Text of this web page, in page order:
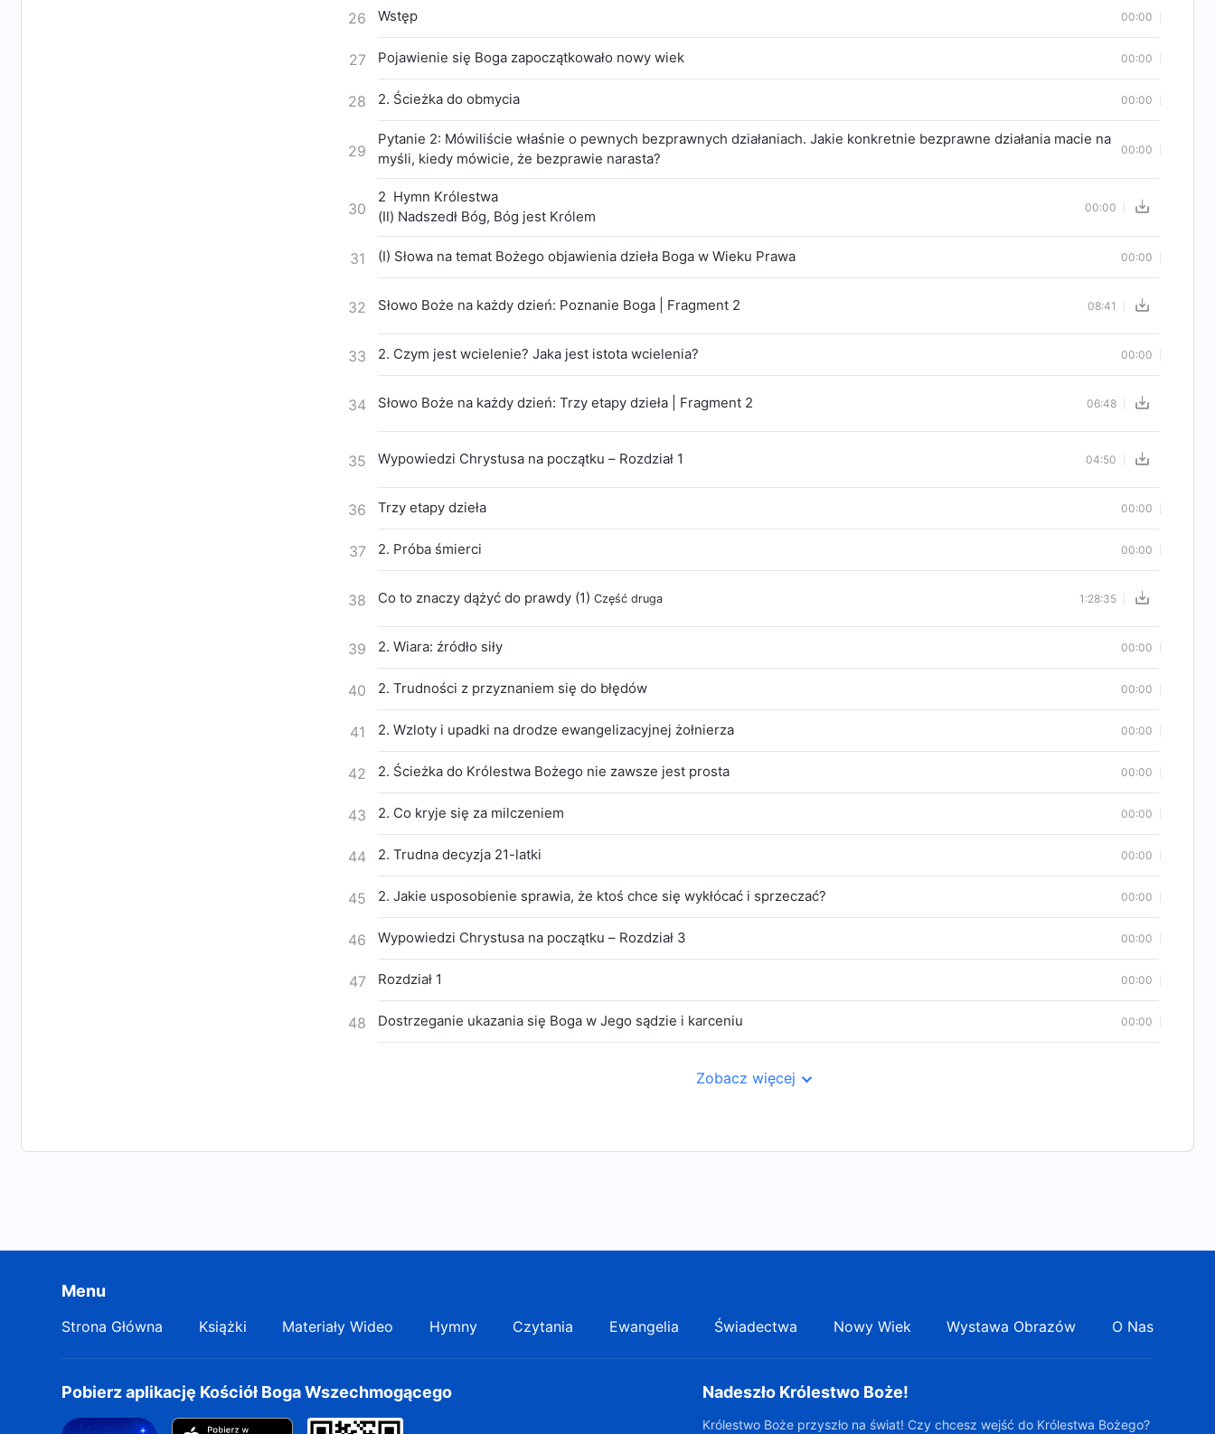
26 Wstęp 00:00
27 Pojawienie się Boga zapoczątkowało nowy wiek 00:00
28 2. Ścieżka do obmycia 00:00
29
Pytanie 2: Mówiliście właśnie o pewnych bezprawnych działaniach. Jakie konkretnie bezprawne działania macie na
myśli, kiedy mówicie, że bezprawie narasta?
00:00
30
2 Hymn Królestwa
(Ⅱ) Nadszedł Bóg, Bóg jest Królem
00:00
31 (I) Słowa na temat Bożego objawienia dzieła Boga w Wieku Prawa 00:00
32 Słowo Boże na każdy dzień: Poznanie Boga | Fragment 2 08:41
33 2. Czym jest wcielenie? Jaka jest istota wcielenia? 00:00
34 Słowo Boże na każdy dzień: Trzy etapy dzieła | Fragment 2 06:48
35 Wypowiedzi Chrystusa na początku – Rozdział 1 04:50
36 Trzy etapy dzieła 00:00
37 2. Próba śmierci 00:00
38 Co to znaczy dążyć do prawdy (1) Część druga 1:28:35
39 2. Wiara: źródło siły 00:00
40 2. Trudności z przyznaniem się do błędów 00:00
41 2. Wzloty i upadki na drodze ewangelizacyjnej żołnierza 00:00
42 2. Ścieżka do Królestwa Bożego nie zawsze jest prosta 00:00
43 2. Co kryje się za milczeniem 00:00
44 2. Trudna decyzja 21-latki 00:00
45 2. Jakie usposobienie sprawia, że ktoś chce się wykłócać i sprzeczać? 00:00
46 Wypowiedzi Chrystusa na początku – Rozdział 3 00:00
47 Rozdział 1 00:00
48 Dostrzeganie ukazania się Boga w Jego sądzie i karceniu 00:00
Zobacz więcej
Menu
Strona Główna Książki Materiały Wideo Hymny Czytania Ewangelia Świadectwa Nowy Wiek Wystawa Obrazów O Nas
Pobierz aplikację Kościół Boga Wszechmogącego Nadeszło Królestwo Boże!
Królestwo Boże przyszło na świat! Czy chcesz wejść do Królestwa Bożego?